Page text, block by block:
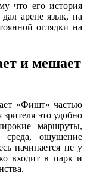
что его история
арене язык, на
оглядки на
и мешает
«Фишт» частью
это удобно
маршруты,
среда, ощущение
начинается не у
входит в парк и